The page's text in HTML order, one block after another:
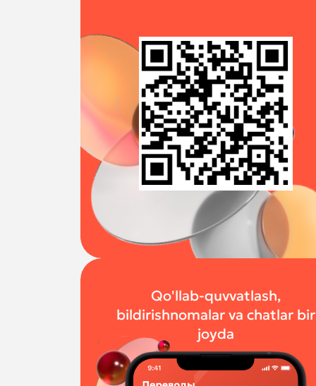
Qo'llab-quvvatlash,
bildirishnomalar va chatlar bir
joyda